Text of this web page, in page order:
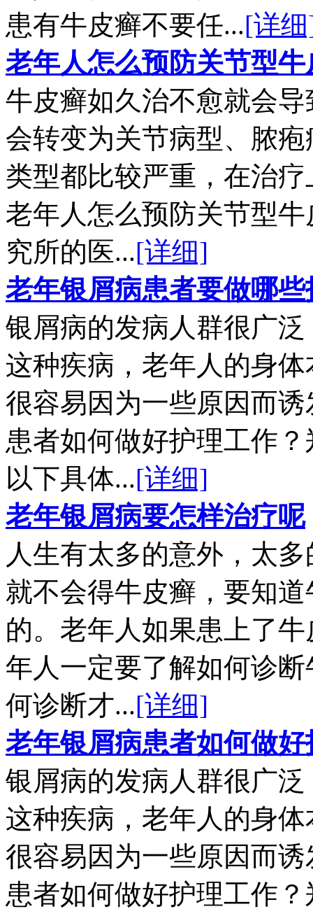
患有牛皮癣不要任...[详
老年人怎么预防关节型
牛皮癣如久治不愈就会
会转变为关节病型、脓
类型都比较严重，在治
老年人怎么预防关节型
究所的医...[详细]
老年银屑病患者要做哪些
银屑病的发病人群很广
这种疾病，老年人的身
很容易因为一些原因而
患者如何做好护理工作
以下具体...[详细]
老年银屑病要怎样治疗呢
人生有太多的意外，太
就不会得牛皮癣，要知
的。老年人如果患上了
年人一定要了解如何诊
何诊断才...[详细]
老年银屑病患者如何做
银屑病的发病人群很广
这种疾病，老年人的身
很容易因为一些原因而
患者如何做好护理工作